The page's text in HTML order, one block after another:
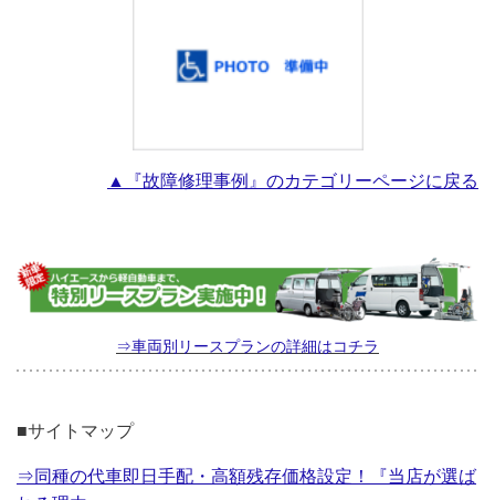
▲『故障修理事例』のカテゴリーページに戻る
⇒車両別リースプランの詳細はコチラ
■サイトマップ
⇒同種の代車即日手配・高額残存価格設定！『当店が選ば